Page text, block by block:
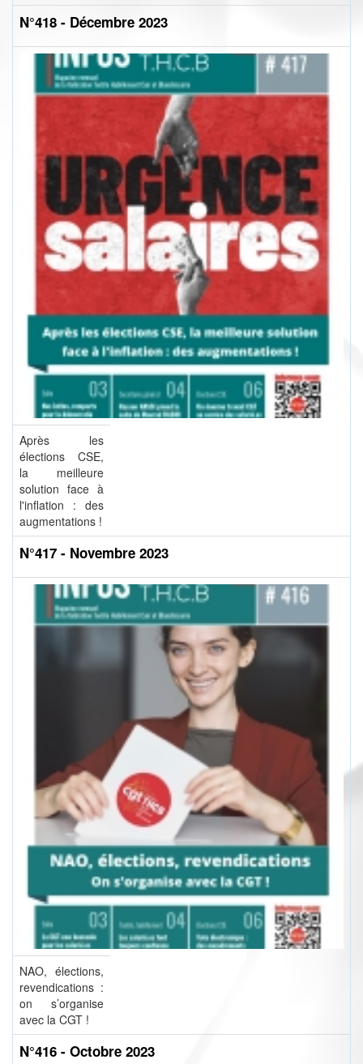
N°418 - Décembre 2023
Après les
élections CSE,
la meilleure
solution face à
l'inflation : des
augmentations !
N°417 - Novembre 2023
NAO, élections,
revendications :
on s’organise
avec la CGT !
N°416 - Octobre 2023